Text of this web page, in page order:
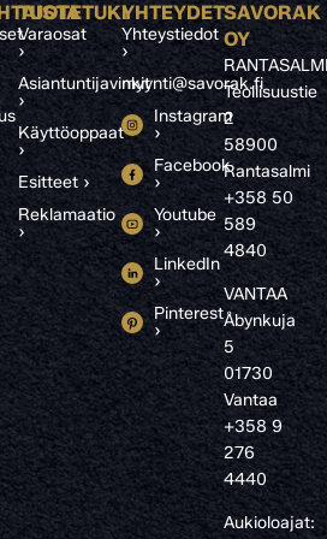
TUOTETUKI
Varaosat
›
Asiantuntijavinkit
›
Käyttöoppaat
›
Esitteet ›
Reklamaatio
›
YHTEYDET
Yhteystiedot
›
myynti@savorak.fi
Instagram
›
Facebook
›
Youtube
›
LinkedIn
›
Pinterest
›
SAVORAK
OY
Teollisuustie
2
58900
Rantasalmi
+358 50
589
4840
VANTAA
Åbynkuja
5
01730
Vantaa
+358 9
276
4440
Aukioloajat: